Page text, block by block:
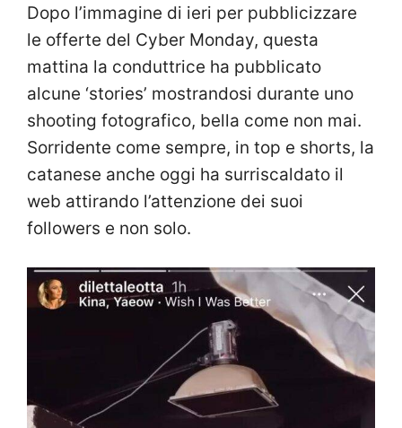
Dopo l’immagine di ieri per pubblicizzare
le offerte del Cyber Monday, questa
mattina la conduttrice ha pubblicato
alcune ‘stories’ mostrandosi durante uno
shooting fotografico, bella come non mai.
Sorridente come sempre, in top e shorts, la
catanese anche oggi ha surriscaldato il
web attirando l’attenzione dei suoi
followers e non solo.